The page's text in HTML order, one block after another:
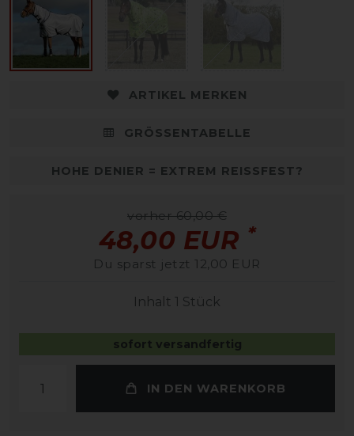
ARTIKEL MERKEN
GRÖSSENTABELLE
HOHE DENIER = EXTREM REISSFEST?
vorher 60,00 €
48,00 EUR *
Du sparst jetzt 12,00 EUR
Inhalt 1 Stück
sofort versandfertig
IN DEN WARENKORB